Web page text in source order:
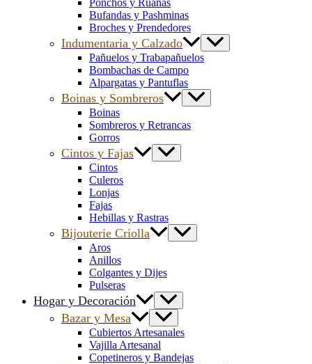
Bufandas y Pashminas
Broches y Prendedores
Indumentaria y Calzado
Pañuelos y Trabapañuelos
Bombachas de Campo
Alpargatas y Pantuflas
Boinas y Sombreros
Boinas
Sombreros y Retrancas
Gorros
Cintos y Fajas
Cintos
Culeros
Lonjas
Fajas
Hebillas y Rastras
Bijouterie Criolla
Aros
Anillos
Colgantes y Dijes
Pulseras
Hogar y Decoración
Bazar y Mesa
Cubiertos Artesanales
Vajilla Artesanal
Copetineros y Bandejas